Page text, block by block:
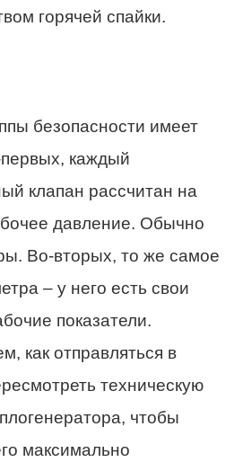
горячей спайки.
безопасности имеет
каждый
клапан рассчитан на
давление. Обычно
Во-вторых, то же самое
– у него есть свои
показатели.
как отправляться в
техническую
чтобы
максимально